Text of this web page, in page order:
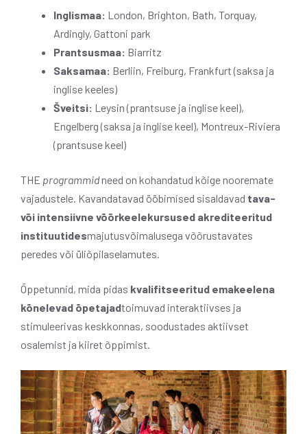
Inglismaa: London, Brighton, Bath, Torquay,
Ardingly, Gattoni park
Prantsusmaa: Biarritz
Saksamaa: Berliin, Freiburg, Frankfurt (saksa ja
inglise keeles)
Šveitsi: Leysin (prantsuse ja inglise keel),
Engelberg (saksa ja inglise keel), Montreux-Riviera
(prantsuse keel)
THE programmidneed on kohandatud kõige nooremate
vajadustele. Kavandatavad ööbimised sisaldavad tava-
või intensiivne võõrkeelekursused akrediteeritud
instituutidesmajutusvõimalusega võõrustavates
peredes või üliõpilaselamutes.
Õppetunnid, mida pidas kvalifitseeritud emakeelena
kõnelevad õpetajadtoimuvad interaktiivses ja
stimuleerivas keskkonnas, soodustades aktiivset
osalemist ja kiiret õppimist.